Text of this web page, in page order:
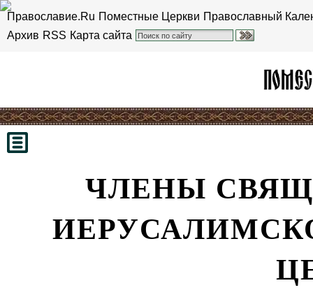
Православие.Ru Поместные Церкви Православный
Архив RSS Карта сайта
ЧЛЕНЫ